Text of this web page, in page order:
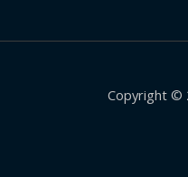
Copyright ©